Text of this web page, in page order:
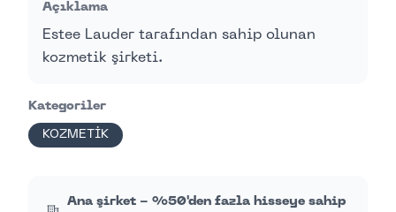
Açıklama
Estee Lauder tarafından sahip olunan
kozmetik şirketi.
Kategoriler
KOZMETİK
Ana şirket - %50'den fazla hisseye sahip